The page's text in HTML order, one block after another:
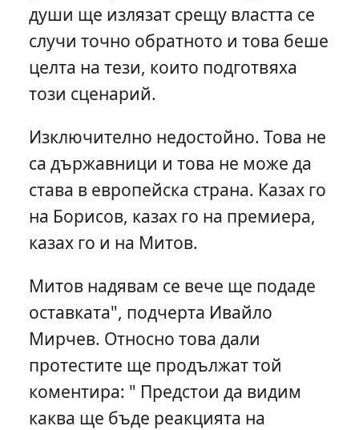
души ще излязат срещу властта се
случи точно обратното и това беше
целта на тези, които подготвяха
този сценарий.
Изключително недостойно. Това не
са държавници и това не може да
става в европейска страна. Казах го
на Борисов, казах го на премиера,
казах го и на Митов.
Митов надявам се вече ще подаде
оставката", подчерта Ивайло
Мирчев. Относно това дали
протестите ще продължат той
коментира: " Предстои да видим
каква ще бъде реакцията на